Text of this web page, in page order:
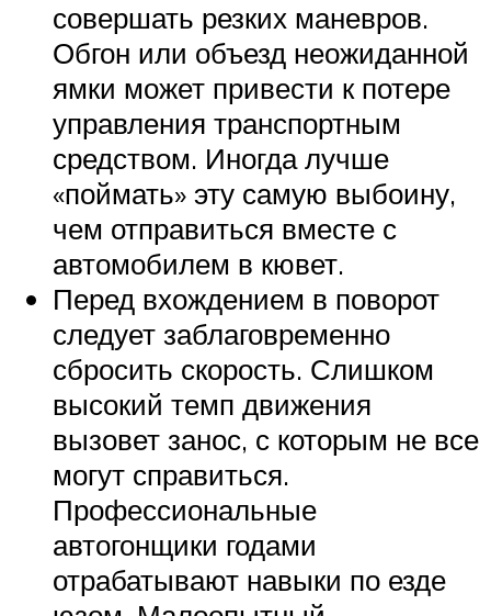
совершать резких маневров.
Обгон или объезд неожиданной
ямки может привести к потере
управления транспортным
средством. Иногда лучше
«поймать» эту самую выбоину,
чем отправиться вместе с
автомобилем в кювет.
Перед вхождением в поворот
следует заблаговременно
сбросить скорость. Слишком
высокий темп движения
вызовет занос, с которым не все
могут справиться.
Профессиональные
автогонщики годами
отрабатывают навыки по езде